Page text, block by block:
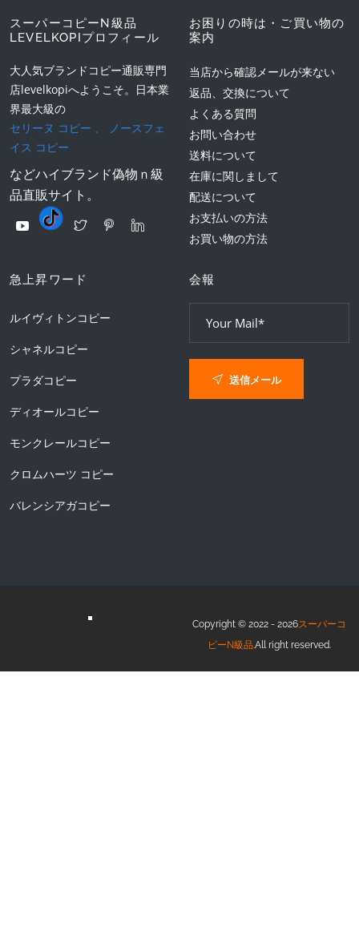
スーパーコピーN級品
LEVELKOPIプロフィール
大人気ブランドコピー通販専門
店levelkopiへようこそ。日本業
界最大級の
セリーヌ コピー 、
ノースフェ
イス コピー
などハイブランド偽物ｎ級
品直販サイト。
お困りの時は・ご買い物の
案内
当店から確認メールが来ない
返品、交換について
よくある質問
お問い合わせ
送料について
在庫に関しまして
配送について
お支払いの方法
お買い物の方法
急上昇ワード
ルイヴィトンコピー
シャネルコピー
プラダコピー
ディオールコピー
モンクレールコピー
クロムハーツ コピー
バレンシアガコピー
会報
送信メール
Copyright © 2022 - 2026スーパーコ
ピーN級品.All right reserved.